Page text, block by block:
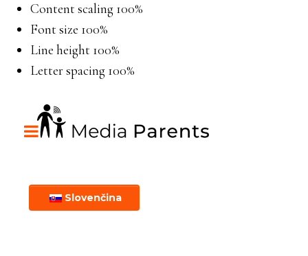
Content scaling 100%
Font size 100%
Line height 100%
Letter spacing 100%
Slovenčina